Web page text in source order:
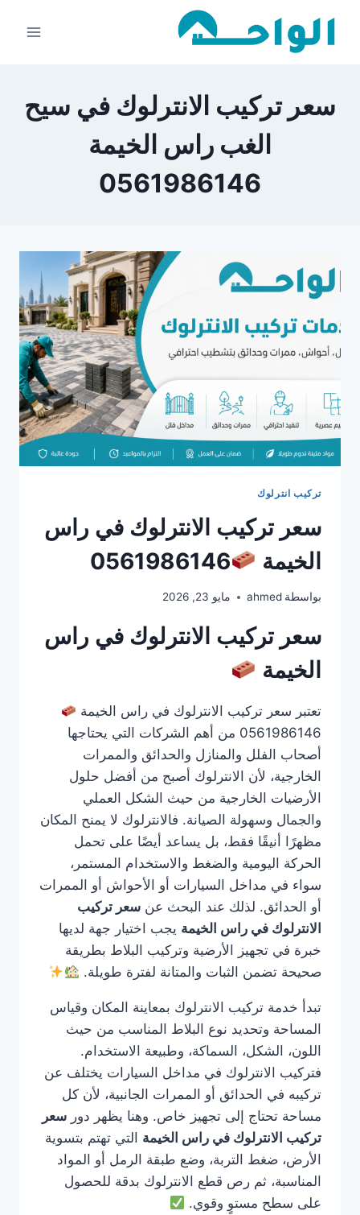
سعر تركيب الانترلوك في سيح
الغب راس الخيمة
0561986146
تركيب انترلوك
سعر تركيب الانترلوك في راس
الخيمة
0561986146
بواسطة ahmed مايو 23, 2026
سعر تركيب الانترلوك في راس
الخيمة
تعتبر سعر تركيب الانترلوك في راس الخيمة
0561986146 من أهم الشركات التي يحتاجها
أصحاب الفلل والمنازل والحدائق والممرات
الخارجية، لأن الانترلوك أصبح من أفضل حلول
الأرضيات الخارجية من حيث الشكل العملي
والجمال وسهولة الصيانة. فالانترلوك لا يمنح المكان
مظهرًا أنيقًا فقط، بل يساعد أيضًا على تحمل
الحركة اليومية والضغط والاستخدام المستمر،
سواء في مداخل السيارات أو الأحواش أو الممرات
أو الحدائق. لذلك عند البحث عن سعر تركيب
الانترلوك في راس الخيمة يجب اختيار جهة لديها
خبرة في تجهيز الأرضية وتركيب البلاط بطريقة
صحيحة تضمن الثبات والمتانة لفترة طويلة.
تبدأ خدمة تركيب الانترلوك بمعاينة المكان وقياس
المساحة وتحديد نوع البلاط المناسب من حيث
اللون، الشكل، السماكة، وطبيعة الاستخدام.
فتركيب الانترلوك في مداخل السيارات يختلف عن
تركيبه في الحدائق أو الممرات الجانبية، لأن كل
مساحة تحتاج إلى تجهيز خاص. وهنا يظهر دور سعر
تركيب الانترلوك في راس الخيمة التي تهتم بتسوية
الأرض، ضغط التربة، وضع طبقة الرمل أو المواد
المناسبة، ثم رص قطع الانترلوك بدقة للحصول
على سطح مستوٍ وقوي.